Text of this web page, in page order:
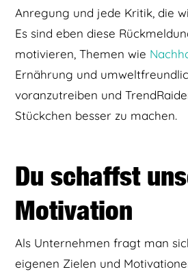
Anregung und jede Kritik, die
Es sind eben diese
motivieren, Themen wie
Ernährung und
voranzutreiben und
Stückchen besser zu machen.
Du schaffst
Motivation
Als Unternehmen fragt man
eigenen Zielen und